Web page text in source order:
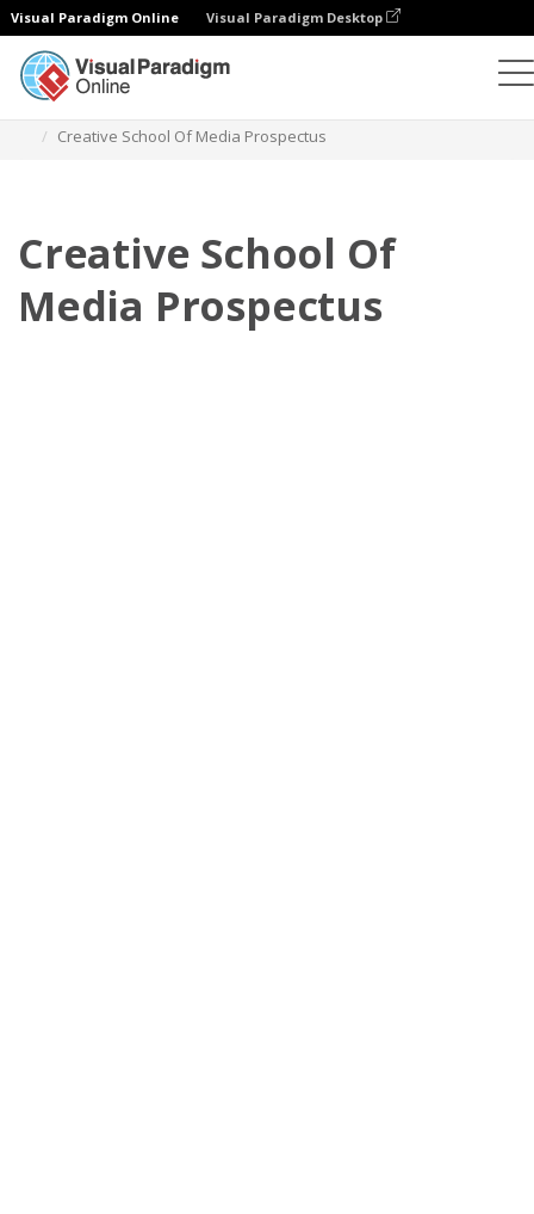
Visual Paradigm Online Visual Paradigm Desktop
Creative School Of Media Prospectus
Creative School Of
Media Prospectus